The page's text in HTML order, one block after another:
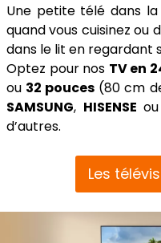
Une petite télé dans
quand vous cuisinez ou
dans le lit en regardant
Optez pour nos TV en
ou 32 pouces (80 cm
SAMSUNG, HISENSE
d’autres.
Les